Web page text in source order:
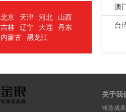
北京 天津 河北 山西
吉林 辽宁 大连 丹东
内蒙古 黑龙江
澳
台
关于我
铸造成